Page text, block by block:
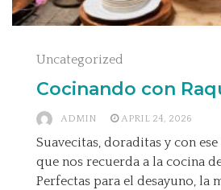
Uncategorized
Cocinando con
ADMIN APRIL 24, 2026
Suavecitas, doraditas y con
que nos recuerda a la cocina
Perfectas para el desayuno, la